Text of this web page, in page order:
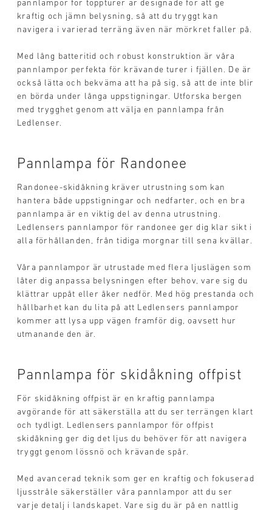
pannlampor för toppturer är designade för att ge
kraftig och jämn belysning, så att du tryggt kan
navigera i varierad terräng även när mörkret faller på.
Med lång batteritid och robust konstruktion är våra
pannlampor perfekta för krävande turer i fjällen. De är
också lätta och bekväma att ha på sig, så att de inte blir
en börda under långa uppstigningar. Utforska bergen
med trygghet genom att välja en pannlampa från
Ledlenser.
Pannlampa för Randonee
Randonee-skidåkning kräver utrustning som kan
hantera både uppstigningar och nedfarter, och en bra
pannlampa är en viktig del av denna utrustning.
Ledlensers pannlampor för randonee ger dig klar sikt i
alla förhållanden, från tidiga morgnar till sena kvällar.
Våra pannlampor är utrustade med flera ljuslägen som
låter dig anpassa belysningen efter behov, vare sig du
klättrar uppåt eller åker nedför. Med hög prestanda och
hållbarhet kan du lita på att Ledlensers pannlampor
kommer att lysa upp vägen framför dig, oavsett hur
utmanande den är.
Pannlampa för skidåkning offpist
För skidåkning offpist är en kraftig pannlampa
avgörande för att säkerställa att du ser terrängen klart
och tydligt. Ledlensers pannlampor för offpist
skidåkning ger dig det ljus du behöver för att navigera
tryggt genom lössnö och krävande spår.
Med avancerad teknik som ger en kraftig och fokuserad
ljusstråle säkerställer våra pannlampor att du ser
varje detalj i landskapet. Vare sig du är på en nattlig